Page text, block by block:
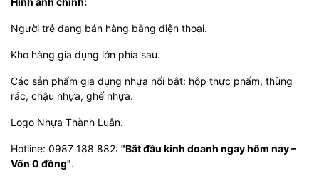
Người trẻ đang bán hàng bằng điện thoại.
Kho hàng gia dụng lớn phía sau.
Các sản phẩm gia dụng nhựa nổi bật: hộp thực phẩm, thùng
rác, chậu nhựa, ghế nhựa.
Logo Nhựa Thành Luân.
Hotline: 0987 188 882: "Bắt đầu kinh doanh ngay hôm nay –
Vốn 0 đồng".